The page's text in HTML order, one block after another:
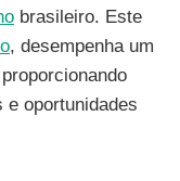
brasileiro. Este
, desempenha um
e oportunidades